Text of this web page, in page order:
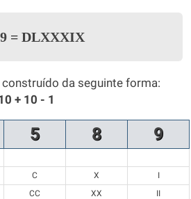
= DLXXXIX
construído da seguinte forma:
+ 10 - 1
5 8 9
C X
I
CC XX
II